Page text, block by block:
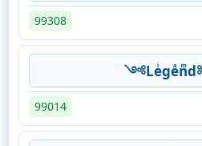
99308
99014